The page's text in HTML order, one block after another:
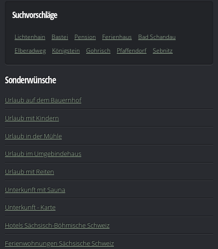
Suchvorschläge
Lichtenhain Bastei Pension Ferienhaus
Bad Schandau
Elberadweg
Königstein Gohrisch Pfaffendorf Sebnitz
Sonderwünsche
Urlaub auf dem Bauernhof
Urlaub mit Kindern
Urlaub in der Mühle
Urlaub im Umgebindehaus
Urlaub mit Reiten
Unterkunft mit Sauna
Unterkunft - Karte
Hotels Sächsisch-Böhmische Schweiz
Ferienwohnungen Sächsische Schweiz